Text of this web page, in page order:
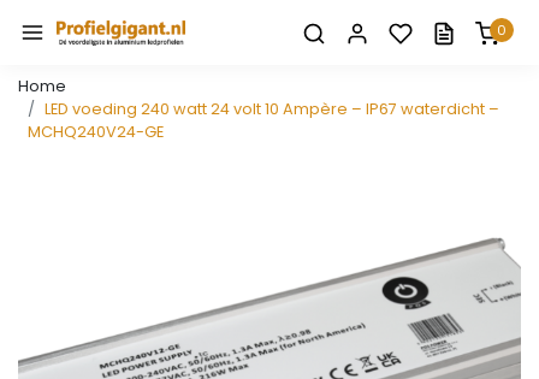
0
Home
LED voeding 240 watt 24 volt 10 Ampère – IP67 waterdicht –
MCHQ240V24-GE